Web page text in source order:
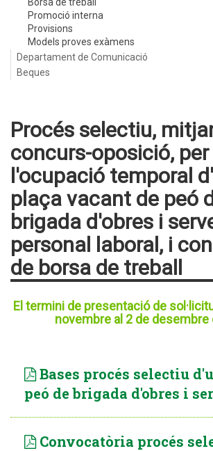
Promoció interna
Provisions
Models proves exàmens
Departament de Comunicació
Beques
Procés selectiu,
concurs-oposició, per
l'ocupació temporal
plaça vacant de peó
brigada d'obres i
personal laboral, i
de borsa de treball
El termini de presentació de
novembre al 2 de desembre
Bases procés selectiu
peó de brigada d'obres i
Convocatòria procés